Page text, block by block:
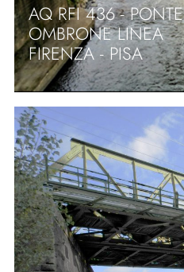
AQ RFI 436 - PONTE
OMBRONE LINEA
FIRENZA - PISA